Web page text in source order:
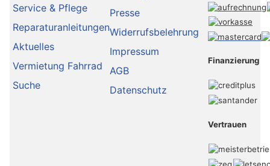
Service & Pflege
Reparaturanleitungen
Aktuelles
Vermietung Fahrrad
Suche
Presse
Widerrufsbelehrung
Impressum
AGB
Datenschutz
Finanzierung
Vertrauen